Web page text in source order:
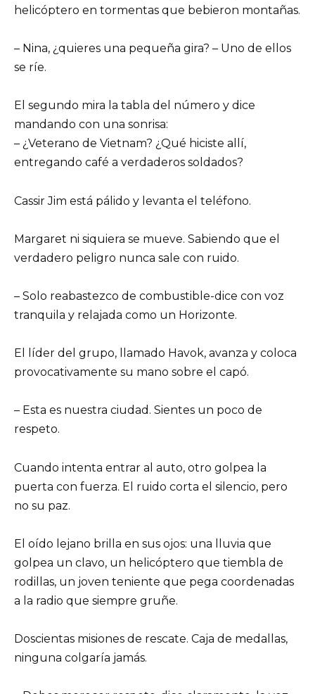
helicóptero en tormentas que bebieron montañas.
– Nina, ¿quieres una pequeña gira? – Uno de ellos
se ríe.
El segundo mira la tabla del número y dice
mandando con una sonrisa:
– ¿Veterano de Vietnam? ¿Qué hiciste allí,
entregando café a verdaderos soldados?
Cassir Jim está pálido y levanta el teléfono.
Margaret ni siquiera se mueve. Sabiendo que el
verdadero peligro nunca sale con ruido.
– Solo reabastezco de combustible-dice con voz
tranquila y relajada como un Horizonte.
El líder del grupo, llamado Havok, avanza y coloca
provocativamente su mano sobre el capó.
– Esta es nuestra ciudad. Sientes un poco de
respeto.
Cuando intenta entrar al auto, otro golpea la
puerta con fuerza. El ruido corta el silencio, pero
no su paz.
El oído lejano brilla en sus ojos: una lluvia que
golpea un clavo, un helicóptero que tiembla de
rodillas, un joven teniente que pega coordenadas
a la radio que siempre gruñe.
Doscientas misiones de rescate. Caja de medallas,
ninguna colgaría jamás.